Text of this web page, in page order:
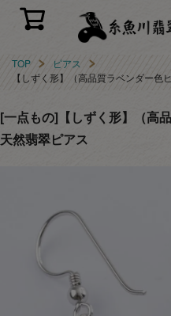
TOP
ピアス
【しずく形】（高品質ラベンダー色
[一点もの]【しずく形】（高
天然翡翠ピアス